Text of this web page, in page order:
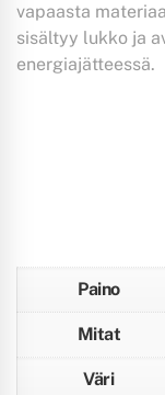
vapaasta
sisältyy lukko ja
energiajätteessä.
Paino
Mitat
Väri